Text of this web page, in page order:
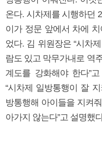
온다. 시차제를 시행하던
이가 정문 앞에서 차에
었다. 김 위원장은 “시차
람도 있고 막무가내로 역
계도를 강화해야 한다”
“시차제 일방통행이 잘
방통행해 아이들을 지켜
아가지 않는다”고 설명했